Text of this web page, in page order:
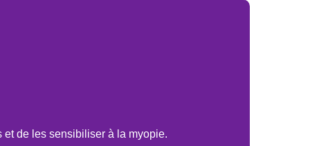
de les sensibiliser à la myopie.